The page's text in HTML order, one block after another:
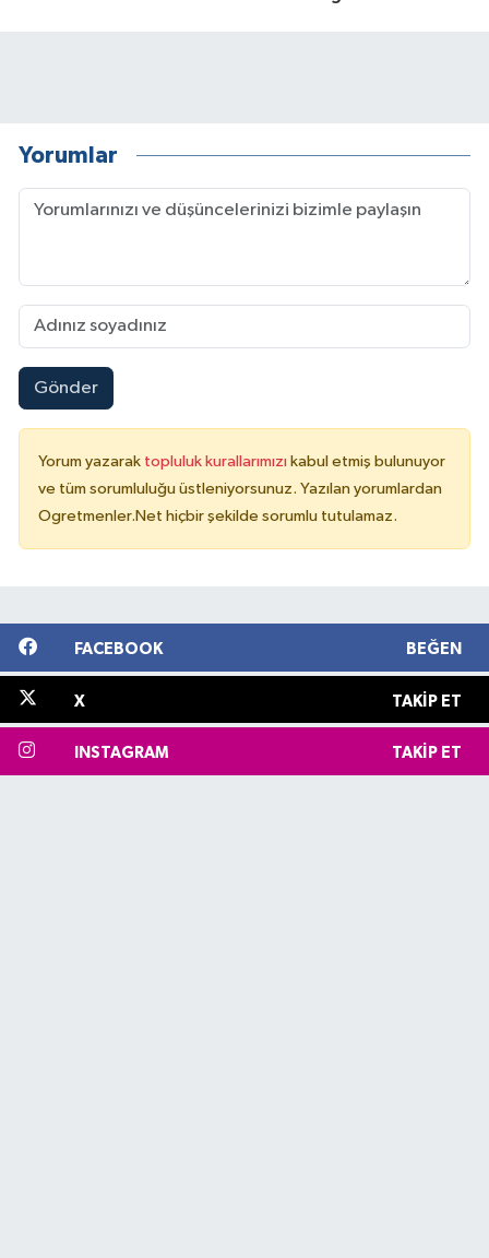
Yorumlar
Gönder
Yorum yazarak topluluk kurallarımızı kabul etmiş bulunuyor
ve tüm sorumluluğu üstleniyorsunuz. Yazılan yorumlardan
Ogretmenler.Net hiçbir şekilde sorumlu tutulamaz.
FACEBOOK BEĞEN
X TAKIP ET
INSTAGRAM TAKIP ET